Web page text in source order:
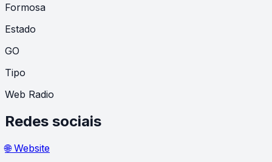
Formosa
Estado
GO
Tipo
Web Radio
Redes sociais
🌐 Website